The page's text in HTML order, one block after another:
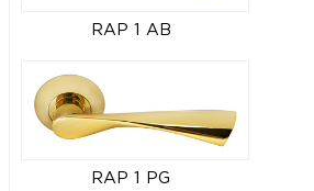
RAP 1 AB
RAP 1 PG